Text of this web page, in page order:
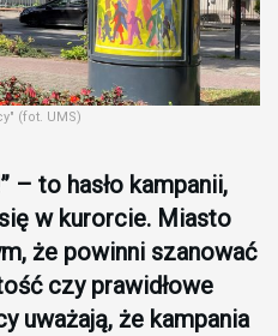
(fot. UMS)
– to hasło kampanii,
w kurorcie. Miasto
że powinni szanować
czy prawidłowe
uważają, że kampania